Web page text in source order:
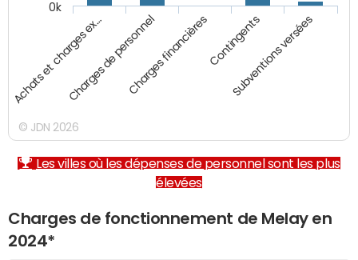
Achats et charges ex…Charges de personnelCharges financièresContingents
Subventions versées
0k
© JDN 2026
Les villes où les dépenses de personnel sont les plus
élevées
Charges de fonctionnement de Melay en
2024*